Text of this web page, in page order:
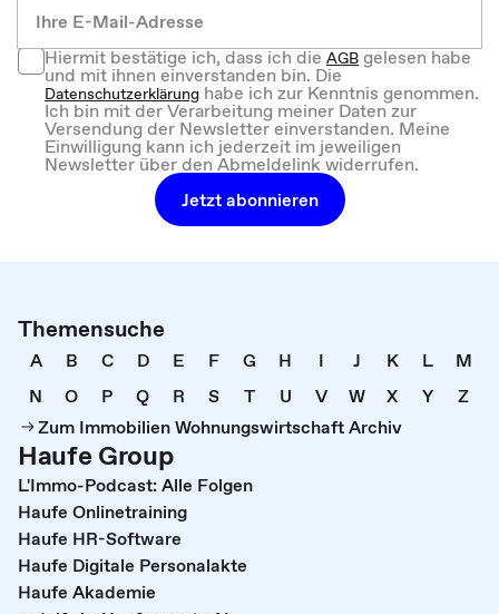
Hiermit bestätige ich, dass ich dieAGBgelesen habe
und mit ihnen einverstanden bin. Die
Datenschutzerklärung habe ich zur Kenntnis genommen.
Ich bin mit der Verarbeitung meiner Daten zur
Versendung der Newsletter einverstanden. Meine
Einwilligung kann ich jederzeit im jeweiligen
Newsletter über den Abmeldelink widerrufen.
Jetzt abonnieren
Themensuche
A B C D E F G H I J K L
M
N
O P Q R S T U V W X Y
Z
Zum Immobilien Wohnungswirtschaft Archiv
Haufe Group
L'Immo-Podcast: Alle Folgen
Haufe Onlinetraining
Haufe HR-Software
Haufe Digitale Personalakte
Haufe Akademie